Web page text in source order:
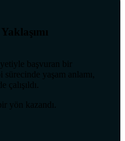
başvuran bir
yaşam anlamı,
yön kazandı.